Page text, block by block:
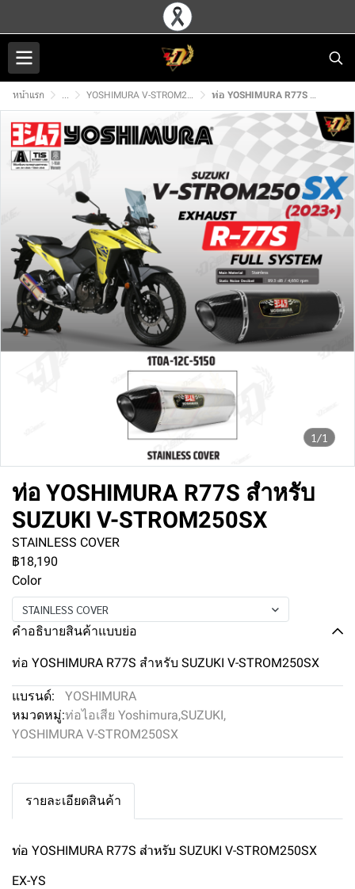
หน้าแรก ... YOSHIMURA V-STROM250SX ท่อ YOSHIMURA R77S สำหรับ SUZUKI V-STROM250SX
1/1
ท่อ YOSHIMURA R77S สำหรับ
SUZUKI V-STROM250SX
STAINLESS COVER
฿18,190
Color
STAINLESS COVER
คำอธิบายสินค้าแบบย่อ
ท่อ YOSHIMURA R77S สำหรับ SUZUKI V-STROM250SX
แบรนด์:
YOSHIMURA
หมวดหมู่:ท่อไอเสีย Yoshimura,SUZUKI,
YOSHIMURA V-STROM250SX
รายละเอียดสินค้า
ท่อ YOSHIMURA R77S สำหรับ SUZUKI V-STROM250SX
EX-YS